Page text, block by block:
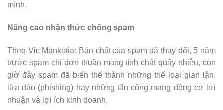
mình.
Nâng cao nhận thức chống spam
Theo Vic Mankotia: Bản chất của spam đã thay đổi, 5 năm
trước spam chỉ đơn thuần mang tính chất quấy nhiễu, còn
giờ đây spam đã biến thể thành những thể loại gian lận,
lừa đảo (phishing) hay những tấn công mang động cơ lợi
nhuận và lợi ích kinh doanh.